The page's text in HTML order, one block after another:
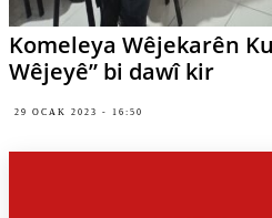
Komeleya Wêjekarên
Wêjeyê” bi dawî kir
29 OCAK 2023 - 16:50